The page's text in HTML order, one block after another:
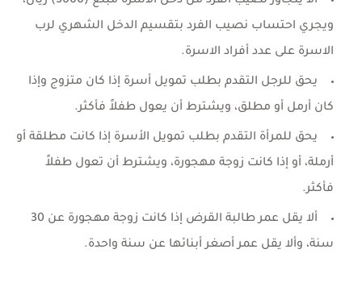
ويجري احتساب نصيب الفرد بتقسيم الدخل الشهري لرب
الاسرة على عدد أفراد الاسرة.
يحق للرجل التقدم بطلب تمويل أسرة إذا كان متزوج وإذا
كان أرمل أو مطلق، ويشترط أن يعول طفلاً فأكثر.
يحق للمرأة التقدم بطلب تمويل الأسرة إذا كانت مطلقة أو
أرملة، أو إذا كانت زوجة مهجورة، ويشترط أن تعول طفلاً
فأكثر.
ألا يقل عمر طالبة القرض إذا كانت زوجة مهجورة عن 30
سنة، وألا يقل عمر أصغر أبنائها عن سنة واحدة.